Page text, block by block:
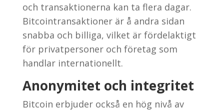
och transaktionerna kan ta flera dagar.
Bitcointransaktioner är å andra sidan
snabba och billiga, vilket är fördelaktigt
för privatpersoner och företag som
handlar internationellt.
Anonymitet och integritet
Bitcoin erbjuder också en hög nivå av